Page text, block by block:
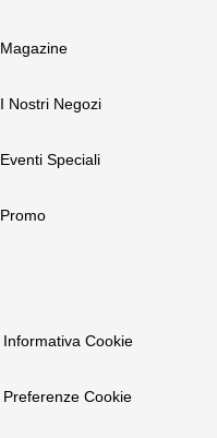
Magazine
I Nostri Negozi
Eventi Speciali
Promo
Informativa Cookie
Preferenze Cookie